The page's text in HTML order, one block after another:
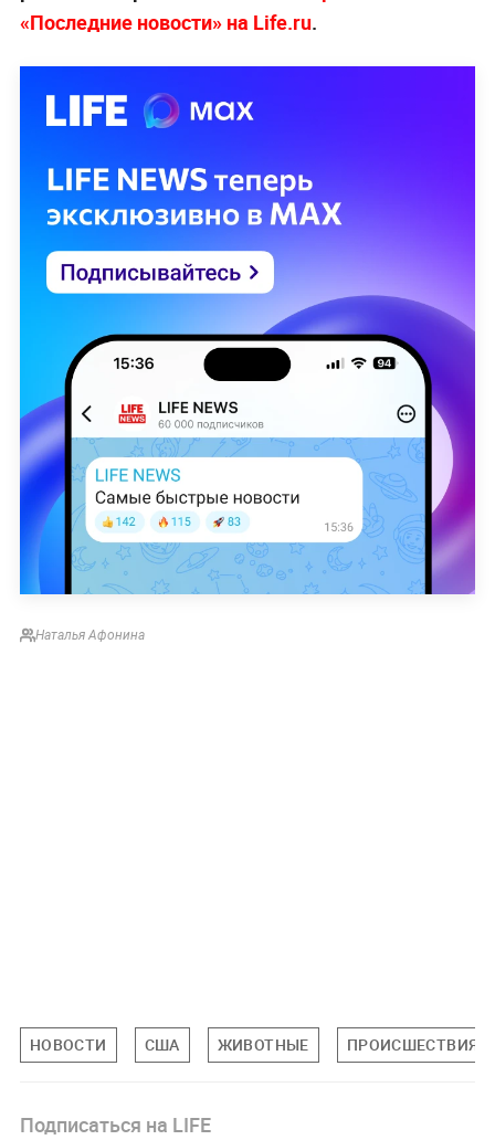
«Последние новости» на Life.ru.
Наталья Афонина
НОВОСТИ США ЖИВОТНЫЕ ПРОИСШЕСТВИЯ
Подписаться на LIFE